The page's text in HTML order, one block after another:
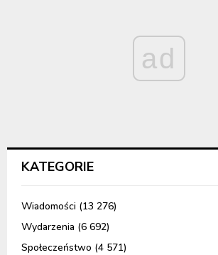
ad
KATEGORIE
Wiadomości (13 276)
Wydarzenia (6 692)
Społeczeństwo (4 571)